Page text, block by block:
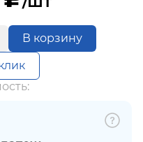
В корзину